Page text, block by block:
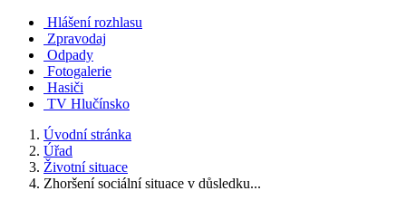
Hlášení rozhlasu
Zpravodaj
Odpady
Fotogalerie
Hasiči
TV Hlučínsko
Úvodní stránka
Úřad
Životní situace
Zhoršení sociální situace v důsledku...